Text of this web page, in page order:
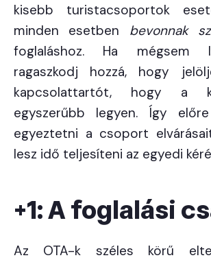
kisebb turistacsoportok
minden esetben bevonnak
foglaláshoz. Ha mégsem
ragaszkodj hozzá, hogy
kapcsolattartót, hogy a
egyszerűbb legyen. Így
egyeztetni a csoport
lesz idő teljesíteni az egyedi
+1:A foglalási
Az OTA-k széles körű